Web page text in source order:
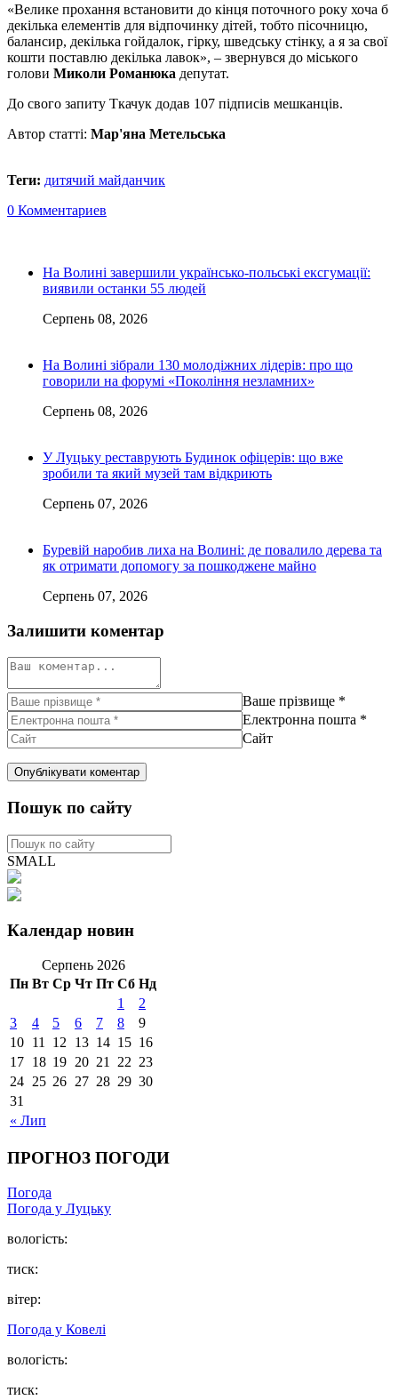
«Велике прохання встановити до кінця поточного року хоча б
декілька елементів для відпочинку дітей, тобто пісочницю,
балансир, декілька гойдалок, гірку, шведську стінку, а я за свої
кошти поставлю декілька лавок», – звернувся до міського
голови Миколи Романюка депутат.
До свого запиту Ткачук додав 107 підписів мешканців.
Автор статті: Мар'яна Метельська
Теги: дитячий майданчик
0 Комментариев
На Волині завершили українсько-польські ексгумації:
виявили останки 55 людей
Серпень 08, 2026
На Волині зібрали 130 молодіжних лідерів: про що
говорили на форумі «Покоління незламних»
Серпень 08, 2026
У Луцьку реставрують Будинок офіцерів: що вже
зробили та який музей там відкриють
Серпень 07, 2026
Буревій наробив лиха на Волині: де повалило дерева та
як отримати допомогу за пошкоджене майно
Серпень 07, 2026
Залишити коментар
Ваше прізвище *
Електронна пошта *
Сайт
Пошук по сайту
SMALL
Календар новин
Серпень 2026
Пн Вт Ср Чт Пт Сб Нд
« Лип
1
2
3
4 5 6 7 8
9
10 11 12 13 14 15 16
17 18 19 20 21 22 23
24 25 26 27 28 29 30
31
ПРОГНОЗ ПОГОДИ
Погода
Погода у Луцьку
вологість:
тиск:
вітер:
Погода у Ковелі
вологість:
тиск: